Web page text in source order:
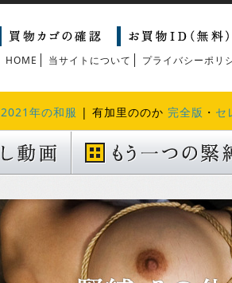
HOME 当サイトについて プライバシーポリ
2021年の和服 | 有加里ののか 完全版 ・ セ